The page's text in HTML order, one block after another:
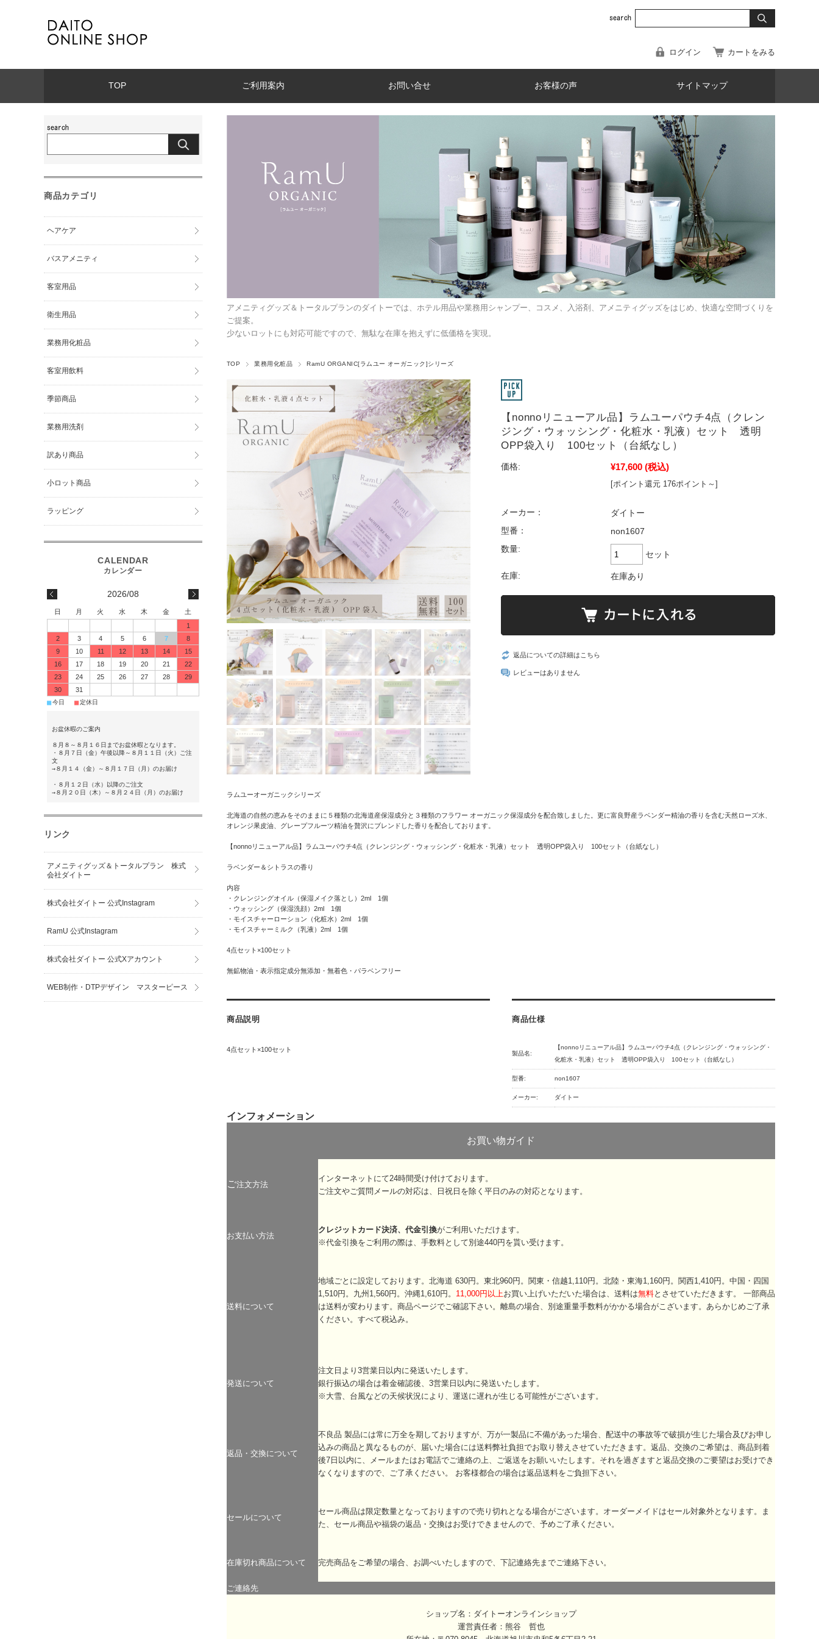
ログイン カートをみる
TOP ご利用案内 お問い合せ お客様の声 サイトマップ
アメニティグッズ＆トータルプランのダイトーでは、ホテル用品や業務用シャンプー、コスメ、入浴剤、アメニティグッズをはじめ、快適な空間づくりを
ご提案。
少ないロットにも対応可能ですので、無駄な在庫を抱えずに低価格を実現。
TOP 業務用化粧品 RamU ORGANIC[ラムユー オーガニック]シリーズ
【nonnoリニューアル品】ラムユーパウチ4点（クレン
ジング・ウォッシング・化粧水・乳液）セット 透明
OPP袋入り 100セット（台紙なし）
価格: ¥17,600 (税込)
[ポイント還元 176ポイント～]
メーカー：
ダイトー
型番：
non1607
数量:
セット
在庫: 在庫あり
返品についての詳細はこちら
レビューはありません
ラムユーオーガニックシリーズ
北海道の自然の恵みをそのままに５種類の北海道産保湿成分と３種類のフラワー オーガニック保湿成分を配合致しました。更に富良野産ラベンダー精油の香りを含む天然ローズ水、
オレンジ果皮油、グレープフルーツ精油を贅沢にブレンドした香りを配合しております。
【nonnoリニューアル品】ラムユーパウチ4点（クレンジング・ウォッシング・化粧水・乳液）セット 透明OPP袋入り 100セット（台紙なし）
ラベンダー＆シトラスの香り
内容
・クレンジングオイル（保湿メイク落とし）2ml 1個
・ウォッシング（保湿洗顔）2ml 1個
・モイスチャーローション（化粧水）2ml 1個
・モイスチャーミルク（乳液）2ml 1個
4点セット×100セット
無鉱物油・表示指定成分無添加・無着色・パラベンフリー
商品説明
4点セット×100セット
商品仕様
製品名:
【nonnoリニューアル品】ラムユーパウチ4点（クレンジング・ウォッシング・
化粧水・乳液）セット 透明OPP袋入り 100セット（台紙なし）
型番: non1607
メーカー: ダイトー
インフォメーション
お買い物ガイド
ご注文方法
インターネットにて24時間受け付けております。
ご注文やご質問メールの対応は、日祝日を除く平日のみの対応となります。
お支払い方法
クレジットカード決済、代金引換がご利用いただけます。
※代金引換をご利用の際は、手数料として別途440円を貰い受けます。
送料について
地域ごとに設定しております。北海道 630円。東北960円。関東・信越1,110円。北陸・東海1,160円。関西1,410円。中国・四国
1,510円。九州1,560円。沖縄1,610円。 11,000円以上お買い上げいただいた場合は、送料は無料とさせていただきます。 一部商品
は送料が変わります。商品ページでご確認下さい。離島の場合、別途重量手数料がかかる場合がこざいます。あらかじめご了承
ください。すべて税込み。
発送について
注文日より3営業日以内に発送いたします。
銀行振込の場合は着金確認後、3営業日以内に発送いたします。
※大雪、台風などの天候状況により、運送に遅れが生じる可能性がございます。
返品・交換について
不良品 製品には常に万全を期しておりますが、万が一製品に不備があった場合、配送中の事故等で破損が生じた場合及びお申し
込みの商品と異なるものが、届いた場合には送料弊社負担でお取り替えさせていただきます。返品、交換のご希望は、商品到着
後7日以内に、メールまたはお電話でご連絡の上、ご返送をお願いいたします。それを過ぎますと返品交換のご要望はお受けでき
なくなりますので、ご了承ください。 お客様都合の場合は返品送料をご負担下さい。
セールについて
セール商品は限定数量となっておりますので売り切れとなる場合がございます。オーダーメイドはセール対象外となります。ま
た、セール商品や福袋の返品・交換はお受けできませんので、予めご了承ください。
在庫切れ商品について 完売商品をご希望の場合、お調べいたしますので、下記連絡先までご連絡下さい。
ご連絡先
ショップ名：ダイトーオンラインショップ
運営責任者：熊谷 哲也
商品カテゴリ
ヘアケア
バスアメニティ
客室用品
衛生用品
業務用化粧品
客室用飲料
季節商品
業務用洗剤
訳あり商品
小ロット商品
ラッピング
2026/08
日 月 火 水 木 金
土
1
2
3 4 5 6 7
8
9
10 11 12 13 14
15
16
17 18 19 20 21
22
23
24 25 26 27 28
29
30
31
■今日 ■定休日
お盆休暇のご案内
８月８～８月１６日までお盆休暇となります。
・８月７日（金）午後以降～８月１１日（火）ご注
文
→８月１４（金）～８月１７日（月）のお届け
・８月１２日（水）以降のご注文
→８月２０日（木）～８月２４日（月）のお届け
リンク
アメニティグッズ＆トータルプラン 株式
会社ダイトー
株式会社ダイトー 公式Instagram
RamU 公式Instagram
株式会社ダイトー 公式Xアカウント
WEB制作・DTPデザイン マスターピース